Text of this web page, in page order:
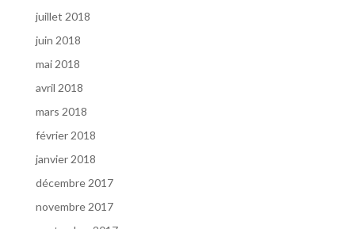
juillet 2018
juin 2018
mai 2018
avril 2018
mars 2018
février 2018
janvier 2018
décembre 2017
novembre 2017